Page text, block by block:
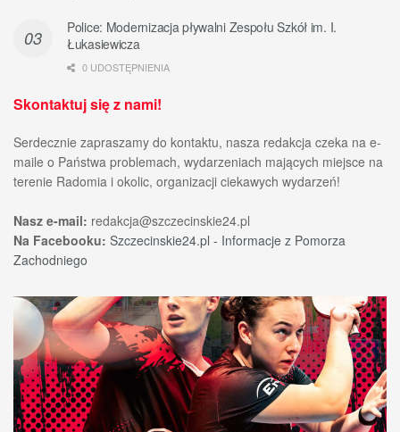
Police: Modernizacja pływalni Zespołu Szkół im. I.
Łukasiewicza
0 UDOSTĘPNIENIA
Skontaktuj się z nami!
Serdecznie zapraszamy do kontaktu, nasza redakcja czeka na e-
maile o Państwa problemach, wydarzeniach mających miejsce na
terenie Radomia i okolic, organizacji ciekawych wydarzeń!
Nasz e-mail: redakcja@szczecinskie24.pl
Na Facebooku: Szczecinskie24.pl - Informacje z Pomorza
Zachodniego